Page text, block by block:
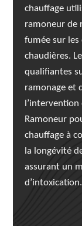
chauffage
ramoneur de
fumée sur les
chaudières.
qualifiantes
ramonage et
Ramoneur
chauffage à
la longévité
assurant un
d’intoxication.